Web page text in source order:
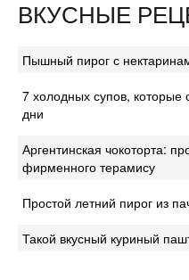
ВКУСНЫЕ
Пышный пирог с
7 холодных супов, которые
дни
Аргентинская чокоторта:
фирменного терамису
Простой летний пирог из
Такой вкусный куриный